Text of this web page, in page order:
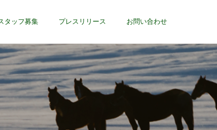
タッフ募集 プレスリリース お問い合わせ